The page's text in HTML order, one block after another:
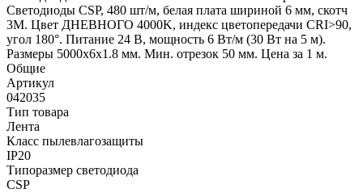
Светодиоды CSP, 480 шт/м, белая плата шириной 6 мм, скотч
3M. Цвет ДНЕВНОГО 4000K, индекс цветопередачи CRI>90,
угол 180°. Питание 24 В, мощность 6 Вт/м (30 Вт на 5 м).
Размеры 5000х6х1.8 мм. Мин. отрезок 50 мм. Цена за 1 м.
Общие
Артикул
042035
Тип товара
Лента
Класс пылевлагозащиты
IP20
Типоразмер светодиода
CSP